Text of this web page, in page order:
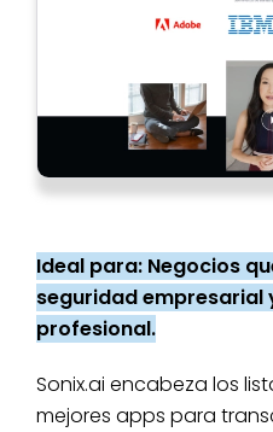
Ideal para: Negocios
seguridad empresarial
profesional.
Sonix.ai encabeza los
mejores apps para